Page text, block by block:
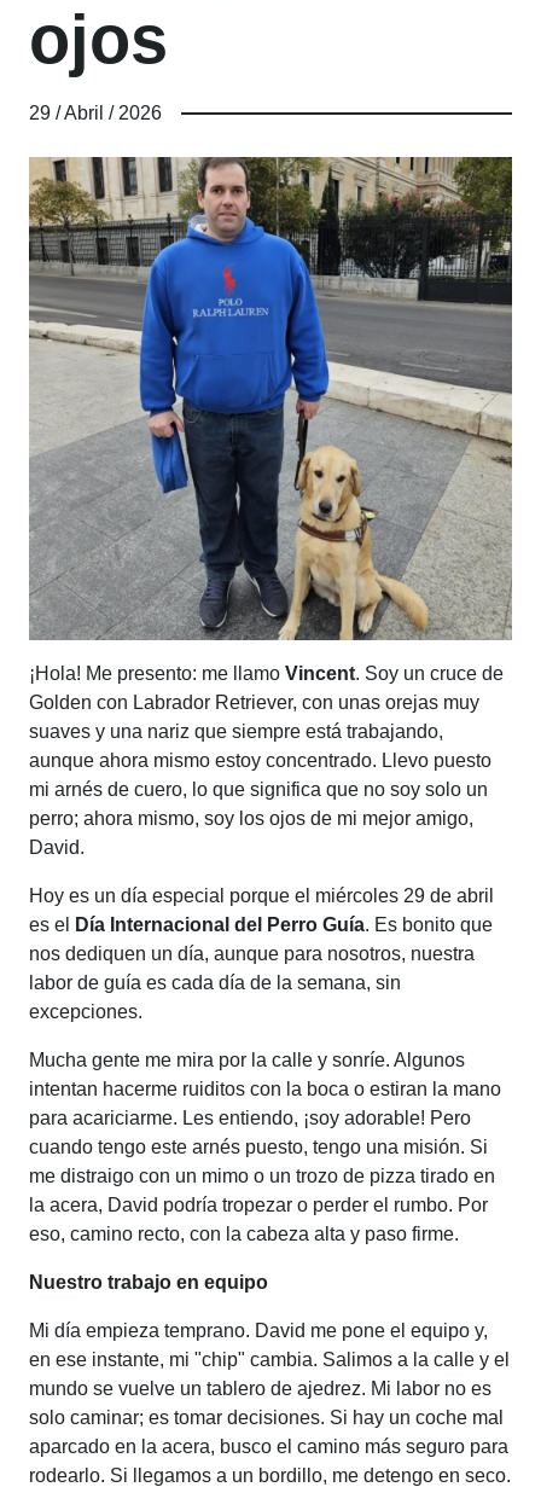
ojos
29 / Abril / 2026
¡Hola! Me presento: me llamo Vincent. Soy un cruce de
Golden con Labrador Retriever, con unas orejas muy
suaves y una nariz que siempre está trabajando,
aunque ahora mismo estoy concentrado. Llevo puesto
mi arnés de cuero, lo que significa que no soy solo un
perro; ahora mismo, soy los ojos de mi mejor amigo,
David.
Hoy es un día especial porque el miércoles 29 de abril
es el
Día Internacional del Perro Guía. Es bonito que
nos dediquen un día, aunque para nosotros, nuestra
labor de guía es cada día de la semana, sin
excepciones.
Mucha gente me mira por la calle y sonríe. Algunos
intentan hacerme ruiditos con la boca o estiran la mano
para acariciarme. Les entiendo, ¡soy adorable! Pero
cuando tengo este arnés puesto, tengo una misión. Si
me distraigo con un mimo o un trozo de pizza tirado en
la acera, David podría tropezar o perder el rumbo. Por
eso, camino recto, con la cabeza alta y paso firme.
Nuestro trabajo en equipo
Mi día empieza temprano. David me pone el equipo y,
en ese instante, mi "chip" cambia. Salimos a la calle y el
mundo se vuelve un tablero de ajedrez. Mi labor no es
solo caminar; es tomar decisiones. Si hay un coche mal
aparcado en la acera, busco el camino más seguro para
rodearlo. Si llegamos a un bordillo, me detengo en seco.